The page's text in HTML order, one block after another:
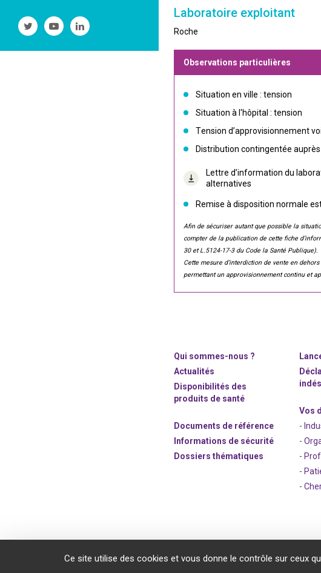
Suivre
l'ANSM
Twitter
Suivre
l'ANSM
Youtube
Suivre
l'ANSM
Linkedin
Laboratoire exploitant
Roche
Observations particulières
Situation en ville : tension
Situation à l'hôpital : tension
Tension d’approvisionnement
Distribution contingentée
Lettre d’information du
alternatives
Remise à disposition normale
Afin de sécuriser autant que possible la
compter de la publication de cette fiche
30 et L.5124-17-3 du Code la Santé Publique).
Cette mesure d’interdiction de vente en
permettant un approvisionnement continu et
Qui sommes-nous ?
Actualités
Disponibilités des
produits de santé
Documents de référence
Informations de sécurité
Dossiers thématiques
Vos
-
-
-
-
-
©2020 ANSM.SANTE.FR
Ce site utilise des cookies et vous donne le contrôle sur ceux